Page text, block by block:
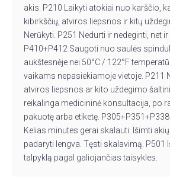
akis. P210 Laikyti atokiai nuo karščio,
kibirkščių, atviros liepsnos ir kitų
Nerūkyti. P251 Nedurti ir nedeginti, net
P410+P412 Saugoti nuo saulės
aukštesnėje nei 50°C / 122°F
vaikams nepasiekiamoje vietoje. P211
atviros liepsnos ar kito uždegimo
reikalinga medicininė konsultacija, po
pakuotę arba etiketę.
Kelias minutes gerai skalauti. Išimti akių
padaryti lengva. Tęsti skalavimą. P501
talpyklą pagal galiojančias taisykles.